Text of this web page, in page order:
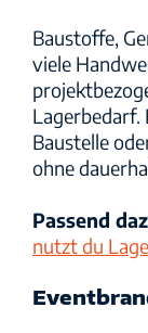
Baustoffe,
viele
Lagerbedarf.
Baustelle
ohne
Passend
nutzt du